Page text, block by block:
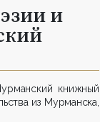
и
книжный
из Мурманска,